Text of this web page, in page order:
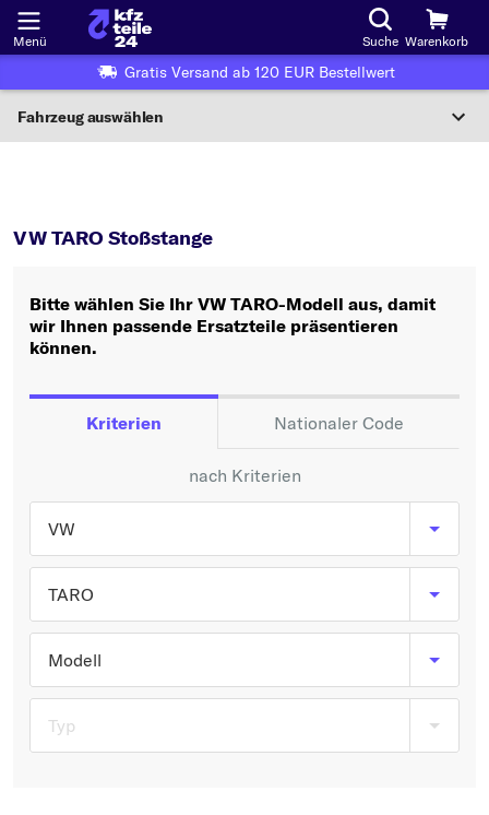
Menü Suche Warenkorb
Gratis Versand ab 120 EUR Bestellwert
Fahrzeug auswählen
Wo finde ich die?
Oder
Oder Fahrzeugauswahl nach Kriterien:
Hersteller wählen
Typ wählen
VW TARO Stoßstange
Bitte wählen Sie Ihr VW TARO-Modell aus, damit
wir Ihnen passende Ersatzteile präsentieren
können.
Kriterien Nationaler Code
nach Kriterien
VW
TARO
Modell
Typ